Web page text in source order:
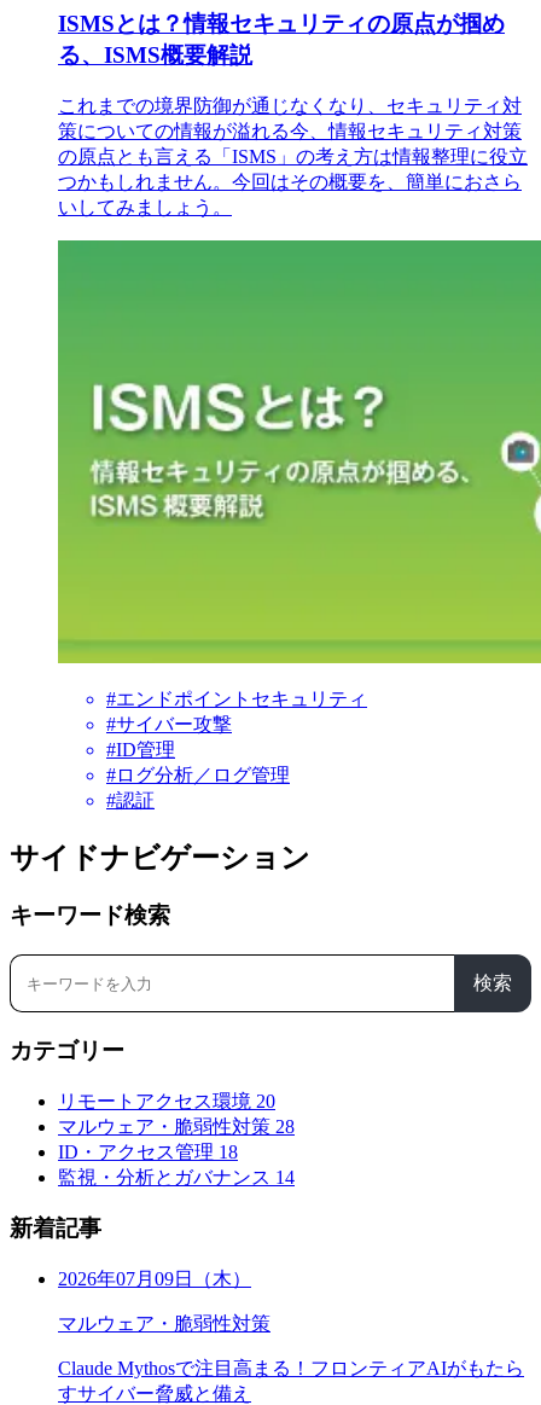
ISMSとは？情報セキュリティの原点が掴め
る、ISMS概要解説
これまでの境界防御が通じなくなり、セキュリティ対
策についての情報が溢れる今、情報セキュリティ対策
の原点とも言える「ISMS」の考え方は情報整理に役立
つかもしれません。今回はその概要を、簡単におさら
いしてみましょう。
#エンドポイントセキュリティ
#サイバー攻撃
#ID管理
#ログ分析／ログ管理
#認証
サイドナビゲーション
キーワード検索
検索
カテゴリー
リモートアクセス環境 20
マルウェア・脆弱性対策 28
ID・アクセス管理 18
監視・分析とガバナンス 14
新着記事
2026年07月09日（木）
マルウェア・脆弱性対策
Claude Mythosで注目高まる！フロンティアAIがもたら
すサイバー脅威と備え